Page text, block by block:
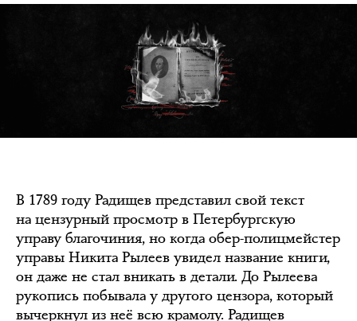
В 1789 году Радищев представил свой текст
на цензурный просмотр в Петербургскую
управу благочиния, но когда обер-полицмейстер
управы Никита Рылеев увидел название книги,
он даже не стал вникать в детали. До Рылеева
рукопись побывала у другого цензора, который
вычеркнул из неё всю крамолу. Радищев